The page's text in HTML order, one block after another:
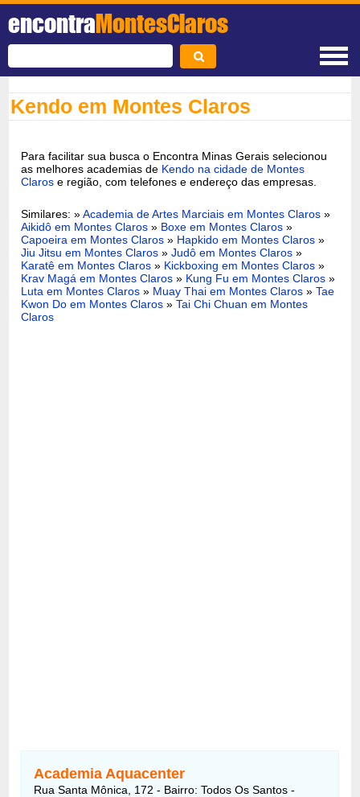
encontraMontesClaros
Kendo em Montes Claros
Para facilitar sua busca o Encontra Minas Gerais selecionou
as melhores academias de Kendo na cidade de Montes
Claros e região, com telefones e endereço das empresas.
Similares: »Academia de Artes Marciais em Montes Claros »
Aikidô em Montes Claros » Boxe em Montes Claros »
Capoeira em Montes Claros » Hapkido em Montes Claros »
Jiu Jitsu em Montes Claros »Judô em Montes Claros »
Karatê em Montes Claros » Kickboxing em Montes Claros »
Krav Magá em Montes Claros » Kung Fu em Montes Claros »
Luta em Montes Claros » Muay Thai em Montes Claros »Tae
Kwon Do em Montes Claros »Tai Chi Chuan em Montes
Claros
Academia Aquacenter
Rua Santa Mônica, 172 - Bairro: Todos Os Santos -